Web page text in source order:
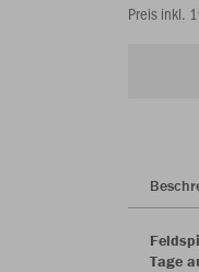
Preis inkl.
Tage